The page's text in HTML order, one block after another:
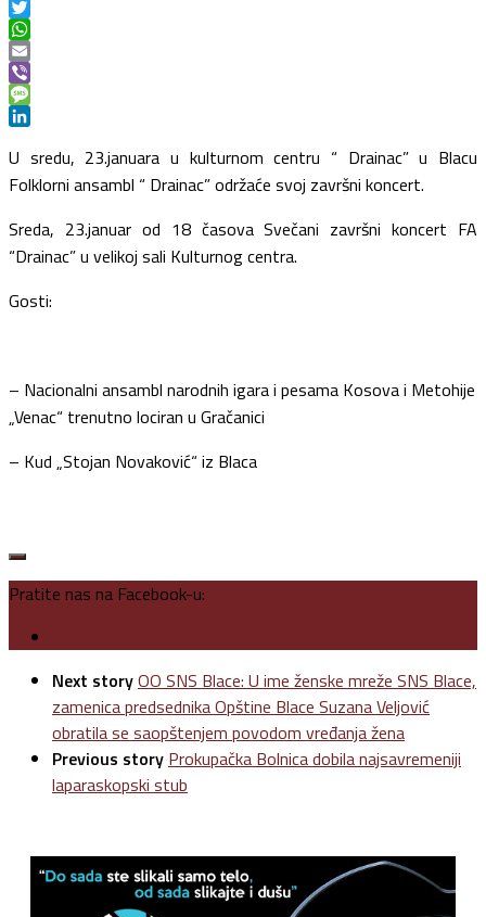
Print
Twitter
WhatsApp
Email
Viber
Message
U sredu, 23.januara u kulturnom centru “ Drainac” u Blacu
Folklorni ansambl “ Drainac” održaće svoj završni koncert.
Sreda, 23.januar od 18 časova Svečani završni koncert FA
“Drainac” u velikoj sali Kulturnog centra.
Gosti:
– Nacionalni ansambl narodnih igara i pesama Kosova i Metohije
„Venac“ trenutno lociran u Gračanici
– Kud „Stojan Novaković“ iz Blaca
Pratite nas na Facebook-u:
Next storyOO SNS Blace: U ime ženske mreže SNS Blace,
zamenica predsednika Opštine Blace Suzana Veljović
obratila se saopštenjem povodom vređanja žena
Previous story Prokupačka Bolnica dobila najsavremeniji
laparaskopski stub